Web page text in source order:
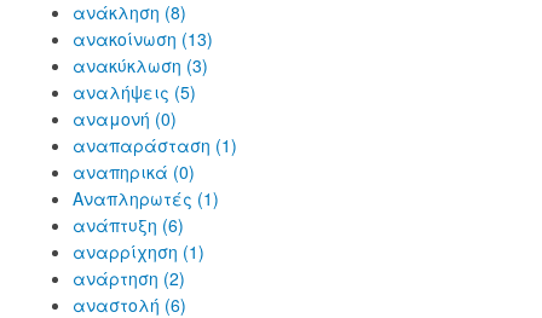
ανάκληση (8)
ανακοίνωση (13)
ανακύκλωση (3)
αναλήψεις (5)
αναμονή (0)
αναπαράσταση (1)
αναπηρικά (0)
Αναπληρωτές (1)
ανάπτυξη (6)
αναρρίχηση (1)
ανάρτηση (2)
αναστολή (6)